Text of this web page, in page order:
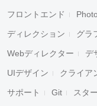
フロントエンド
ディレクション グラ
Webディレクター デ
UIデザイン クライア
サポート Git スタ